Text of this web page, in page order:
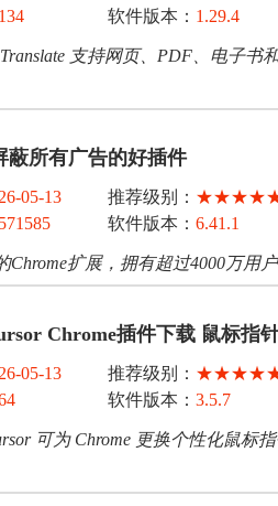
134 软件版本： 1.29.4
Translate 支持网页、PDF、电子
蔽所有广告的好插件
26-05-13 推荐级别：
571585 软件版本： 6.41.1
Chrome扩展，拥有超过4000万用
Chrome插件下载 鼠标指
26-05-13 推荐级别：
软件版本： 3.5.7
可为 Chrome 更换个性化鼠标